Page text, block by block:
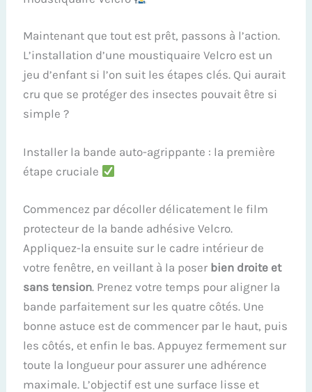
Maintenant que tout est prêt, passons à l’action.
L’installation d’une moustiquaire Velcro est un
jeu d’enfant si l’on suit les étapes clés. Qui aurait
cru que se protéger des insectes pouvait être si
simple ?
Installer la bande auto-agrippante : la première
étape cruciale
Commencez par décoller délicatement le film
protecteur de la bande adhésive Velcro.
Appliquez-la ensuite sur le cadre intérieur de
votre fenêtre, en veillant à la poser bien droite et
sans tension. Prenez votre temps pour aligner la
bande parfaitement sur les quatre côtés. Une
bonne astuce est de commencer par le haut, puis
les côtés, et enfin le bas. Appuyez fermement sur
toute la longueur pour assurer une adhérence
maximale. L’objectif est une surface lisse et